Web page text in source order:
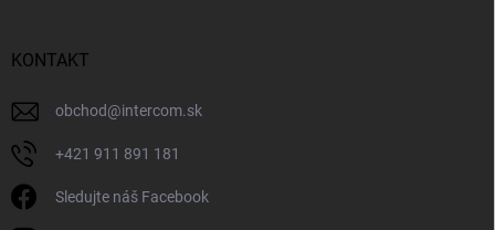
KONTAKT
obchod@intercom.sk
+421 911 891 181
Sledujte náš Facebook